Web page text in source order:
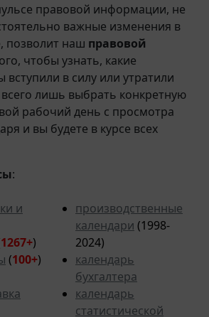
правовой информации, не
важные изменения в
позволит наш правовой
чтобы узнать, какие
в силу или утратили
лишь выбрать конкретную
рабочий день с просмотра
и вы будете в курсе всех
:
и
1267+)
(100+)
производственные
календари (1998-
2024)
календарь
бухгалтера
календарь
статистической